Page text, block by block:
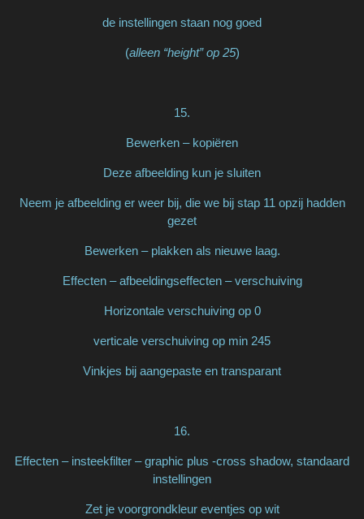
de instellingen staan nog goed
(alleen “height” op 25)
15.
Bewerken – kopiëren
Deze afbeelding kun je sluiten
Neem je afbeelding er weer bij, die we bij stap 11 opzij hadden
gezet
Bewerken – plakken als nieuwe laag.
Effecten – afbeeldingseffecten – verschuiving
Horizontale verschuiving op 0
verticale verschuiving op min 245
Vinkjes bij aangepaste en transparant
16.
Effecten – insteekfilter – graphic plus -cross shadow, standaard
instellingen
Zet je voorgrondkleur eventjes op wit